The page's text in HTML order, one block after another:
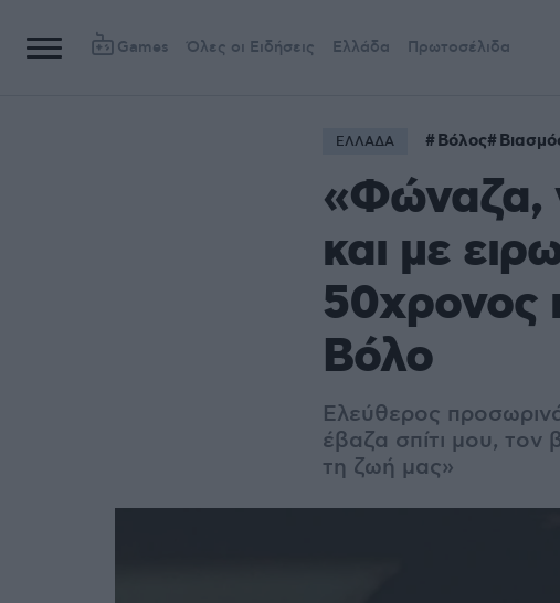
Games Όλες οι Ειδήσεις Ελλάδα Πρωτοσέλιδα
ΕΛΛΑΔΑ Βόλος
«Φώναζα,
και με
50χρονος
Βόλο
Ελεύθερος
έβαζα σπίτι μου, τον
τη ζωή μας»